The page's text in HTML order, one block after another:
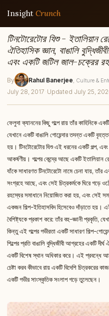
Insight Crunch
টিনটোরেটোর যিশু - ইতালিয়ান
ঐতিহাসিক জ্ঞান, বাঙালি
এবং একটি জটিল জাল-চক্রের
By Rahul Banerjee , Culture &
July 28, 2017 · Updated July 25,
ফেলুদা ক্যাননের কিছু গল্পে রায় তাঁর কাহিনিকে
যেখানে একটি বাঙালি গোয়েন্দার তদন্ত একটি
হয়। টিনটোরেটোর যিশু এই ধরনের একটি গল্প,
আকর্ষণীয়। গল্পের কেন্দ্রে আছে একটি ইতালিয়ান
যাঁকে সাধারণত টিনটোরেটো নামে চেনা যায়, তাঁর
সংগ্রহে আছে, এবং সেই চিত্রকর্মকে ঘিরে গড়ে
রহস্যের সমাধানে নিয়োজিত করা হয়, এবং সেই
একজন শিল্প-ইতিহাসবিদ হিসেবেও দাঁড়াতে হয়।
বৈশিষ্ট্যকে প্রকাশ করে: তাঁর বহু-জ্ঞানী প্রকৃতি,
কিন্তু এই গল্পের গভীরতা একটি সাধারণ শিল্প-
শিল্পের প্রতি বাঙালি বুদ্ধিজীবী আগ্রহের একটি
একটি বিশেষ স্থান অধিকার করে। এই প্রবন্ধে
চেষ্টা করব কীভাবে রায় একটি বিদেশি চিত্রকরের
একটি গভীর সাংস্কৃতিক সংলাপ গড়ে তুলেছেন।